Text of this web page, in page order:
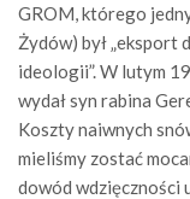
GROM, którego
Żydów) był „eksport
ideologii”. W lutym
wydał syn rabina
Koszty naiwnych
mieliśmy zostać
dowód wdzięczności